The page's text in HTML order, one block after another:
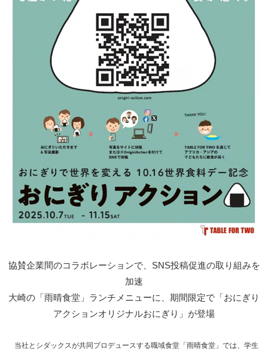
協賛企業間のコラボレーションで、SNS投稿促進の取り組みを
加速
大崎の「雨晴食堂」ランチメニューに、期間限定で「おにぎり
アクションオリジナルおにぎり」が登場
当社とシダックスが共同プロデュースする職域食堂「雨晴食堂」では、学生